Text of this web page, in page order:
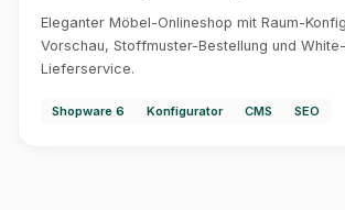
Eleganter Möbel-Onlineshop mit Raum-
Vorschau, Stoffmuster-Bestellung und
Lieferservice.
Shopware 6 Konfigurator CMS SEO